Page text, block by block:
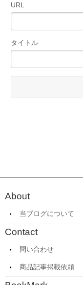
URL
タイトル
About
当ブログについて
Contact
問い合わせ
商品記事掲載依頼